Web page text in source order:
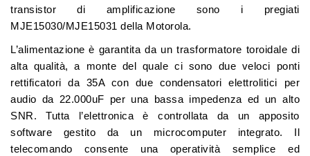
transistor di amplificazione sono i pregiati
MJE15030/MJE15031 della Motorola.
L’alimentazione è garantita da un trasformatore toroidale di
alta qualità, a monte del quale ci sono due veloci ponti
rettificatori da 35A con due condensatori elettrolitici per
audio da 22.000uF per una bassa impedenza ed un alto
SNR. Tutta l’elettronica è controllata da un apposito
software gestito da un microcomputer integrato. Il
telecomando consente una operatività semplice ed